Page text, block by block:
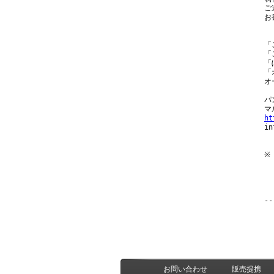
ご
お
オ
パ
※
お問い合わせ 販売提携